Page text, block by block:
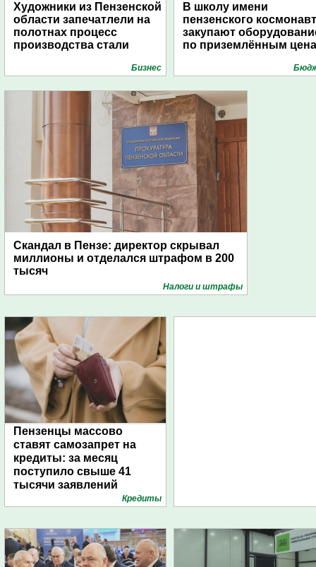
Художники из Пензенской
области запечатлели на
полотнах процесс
производства стали
Бизнес
В школу имени
пензенского
закупают
по приземлённым
Скандал в Пензе: директор скрывал
миллионы и отделался штрафом в 200
тысяч
Налоги и штрафы
Пензенцы массово
ставят самозапрет на
кредиты: за месяц
поступило свыше 41
тысячи заявлений
Кредиты